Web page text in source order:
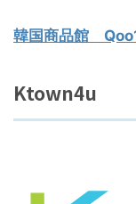
韓国商品館
Ktown4u